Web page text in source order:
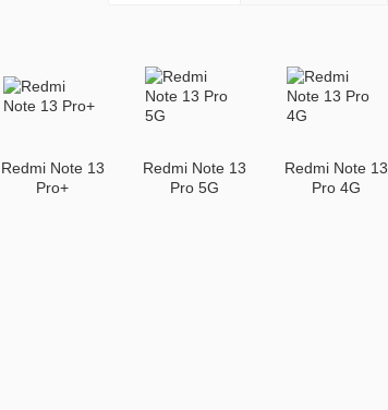
Redmi Note 13
Pro+
Redmi Note 13
Pro 5G
Redmi Note 13
Pro 4G